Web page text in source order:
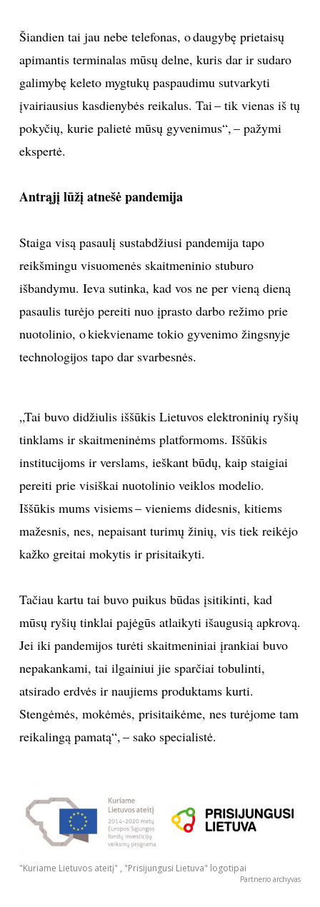
Šiandien tai jau nebe telefonas, o daugybę prietaisų
apimantis terminalas mūsų delne, kuris dar ir sudaro
galimybę keleto mygtukų paspaudimu sutvarkyti
įvairiausius kasdienybės reikalus. Tai – tik vienas iš tų
pokyčių, kurie palietė mūsų gyvenimus“, – pažymi
ekspertė.
Antrąjį lūžį atnešė pandemija
Staiga visą pasaulį sustabdžiusi pandemija tapo
reikšmingu visuomenės skaitmeninio stuburo
išbandymu. Ieva sutinka, kad vos ne per vieną dieną
pasaulis turėjo pereiti nuo įprasto darbo režimo prie
nuotolinio, o kiekviename tokio gyvenimo žingsnyje
technologijos tapo dar svarbesnės.
„Tai buvo didžiulis iššūkis Lietuvos elektroninių ryšių
tinklams ir skaitmeninėms platformoms. Iššūkis
institucijoms ir verslams, ieškant būdų, kaip staigiai
pereiti prie visiškai nuotolinio veiklos modelio.
Iššūkis mums visiems – vieniems didesnis, kitiems
mažesnis, nes, nepaisant turimų žinių, vis tiek reikėjo
kažko greitai mokytis ir prisitaikyti.
Tačiau kartu tai buvo puikus būdas įsitikinti, kad
mūsų ryšių tinklai pajėgūs atlaikyti išaugusią apkrovą.
Jei iki pandemijos turėti skaitmeniniai įrankiai buvo
nepakankami, tai ilgainiui jie sparčiai tobulinti,
atsirado erdvės ir naujiems produktams kurti.
Stengėmės, mokėmės, prisitaikėme, nes turėjome tam
reikalingą pamatą“, – sako specialistė.
"Kuriame Lietuvos ateitį" , "Prisijungusi Lietuva" logotipai
Partnerio archyvas